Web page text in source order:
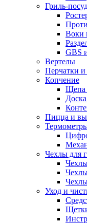
Гриль-
Воки
GBS
Вертелы
Перчатки
Копчение
Щепа
Пицца и
Чехлы для
Уход и